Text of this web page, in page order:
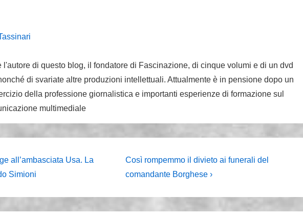
l'autore di questo blog, il fondatore di Fascinazione, di cinque volumi e di un dvd
di svariate altre produzioni intellettuali. Attualmente è in pensione dopo un
della professione giornalistica e importanti esperienze di formazione sul
multimediale
all’ambasciata Usa. La
Simioni
Il
prossimo
Così rompemmo il divieto ai funerali del
comandante Borghese ›